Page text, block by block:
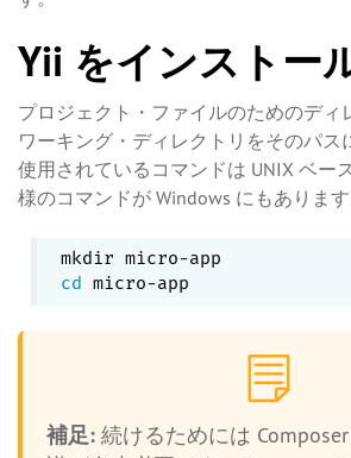
Yii をインストー
プロジェクト・ファイルのためのディ
ワーキング・ディレクトリをそのパス
使用されているコマンドは UNIX ベー
様のコマンドが Windows にもあります
cd
補足: 続けるためには